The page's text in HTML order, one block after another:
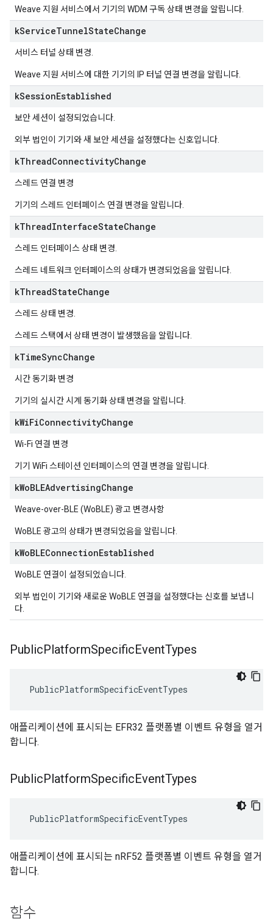
Weave 지원 서비스에서 기기의 WDM 구독 상태 변경을 알립니다.
kServiceTunnelStateChange
서비스 터널 상태 변경.
Weave 지원 서비스에 대한 기기의 IP 터널 연결 변경을 알립니다.
kSessionEstablished
보안 세션이 설정되었습니다.
외부 법인이 기기와 새 보안 세션을 설정했다는 신호입니다.
kThreadConnectivityChange
스레드 연결 변경
기기의 스레드 인터페이스 연결 변경을 알립니다.
kThreadInterfaceStateChange
스레드 인터페이스 상태 변경.
스레드 네트워크 인터페이스의 상태가 변경되었음을 알립니다.
kThreadStateChange
스레드 상태 변경.
스레드 스택에서 상태 변경이 발생했음을 알립니다.
kTimeSyncChange
시간 동기화 변경
기기의 실시간 시계 동기화 상태 변경을 알립니다.
kWiFiConnectivityChange
Wi-Fi 연결 변경
기기 WiFi 스테이션 인터페이스의 연결 변경을 알립니다.
kWoBLEAdvertisingChange
Weave-over-BLE (WoBLE) 광고 변경사항
WoBLE 광고의 상태가 변경되었음을 알립니다.
kWoBLEConnectionEstablished
WoBLE 연결이 설정되었습니다.
외부 법인이 기기와 새로운 WoBLE 연결을 설정했다는 신호를 보냅니
다.
PublicPlatformSpecificEventTypes
PublicPlatformSpecificEventTypes
애플리케이션에 표시되는 EFR32 플랫폼별 이벤트 유형을 열거
합니다.
PublicPlatformSpecificEventTypes
PublicPlatformSpecificEventTypes
애플리케이션에 표시되는 nRF52 플랫폼별 이벤트 유형을 열거
합니다.
함수